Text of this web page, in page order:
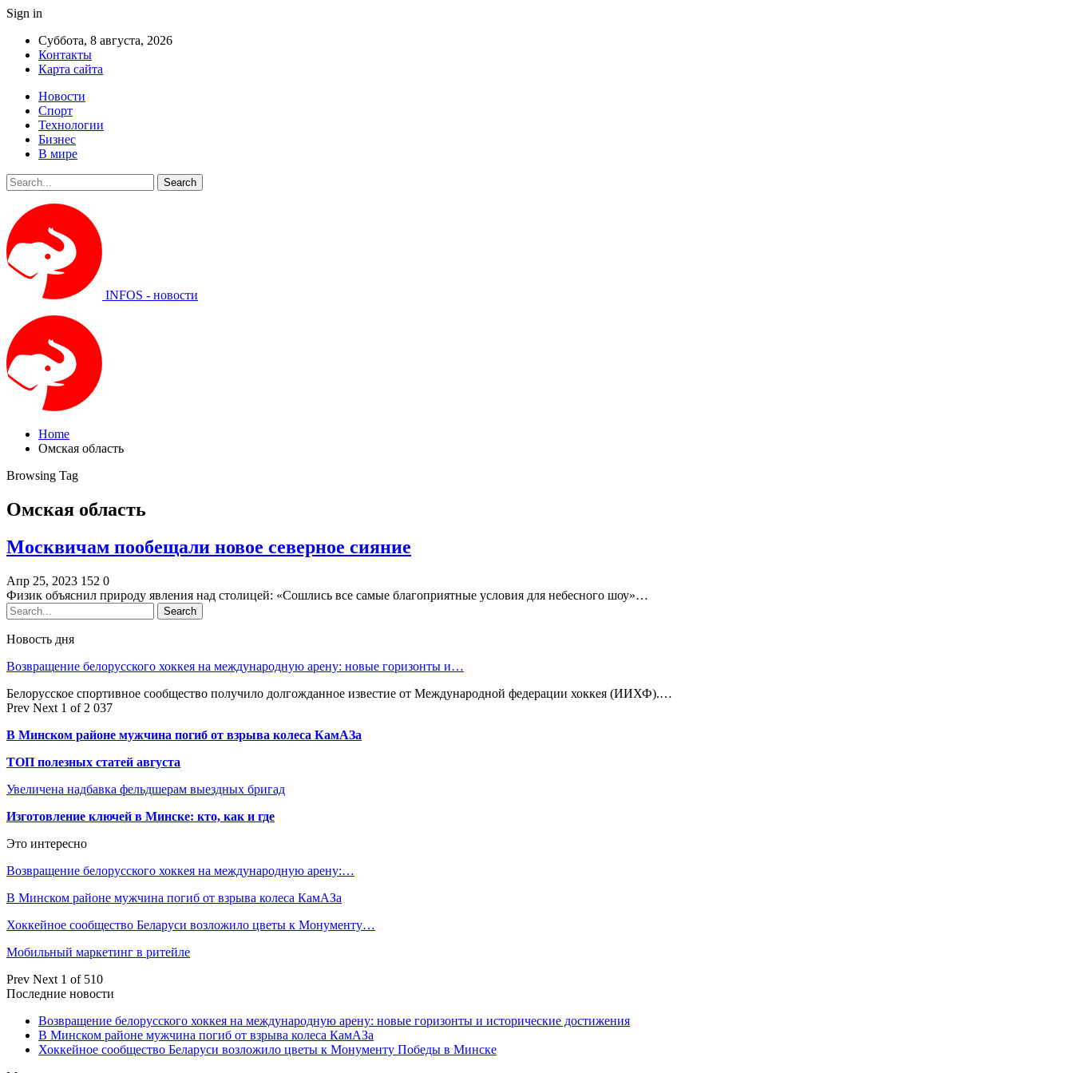
Sign in
Суббота, 8 августа, 2026
Контакты
Карта сайта
Новости
Спорт
Технологии
Бизнес
В мире
INFOS - новости
Home
Омская область
Browsing Tag
Омская область
Москвичам пообещали новое северное сияние
Апр 25, 2023 152 0
Физик объяснил природу явления над столицей: «Сошлись все самые благоприятные условия для небесного шоу»…
Новость дня
Возвращение белорусского хоккея на международную арену: новые горизонты и…
Белорусское спортивное сообщество получило долгожданное известие от Международной федерации хоккея (ИИХФ).…
Prev Next 1 of 2 037
В Минском районе мужчина погиб от взрыва колеса КамАЗа
ТОП полезных статей августа
Увеличена надбавка фельдшерам выездных бригад
Изготовление ключей в Минске: кто, как и где
Это интересно
Возвращение белорусского хоккея на международную арену:…
В Минском районе мужчина погиб от взрыва колеса КамАЗа
Хоккейное сообщество Беларуси возложило цветы к Монументу…
Мобильный маркетинг в ритейле
Prev Next 1 of 510
Последние новости
Возвращение белорусского хоккея на международную арену: новые горизонты и исторические достижения
В Минском районе мужчина погиб от взрыва колеса КамАЗа
Хоккейное сообщество Беларуси возложило цветы к Монументу Победы в Минске